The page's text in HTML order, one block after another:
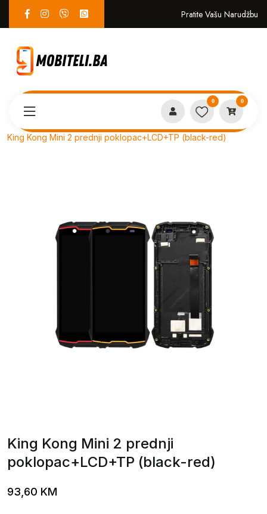
Pratite Vašu Narudžbu
0 0
King Kong Mini 2 prednji poklopac+LCD+TP (black-red)
King Kong Mini 2 prednji
poklopac+LCD+TP (black-red)
93,60 KM